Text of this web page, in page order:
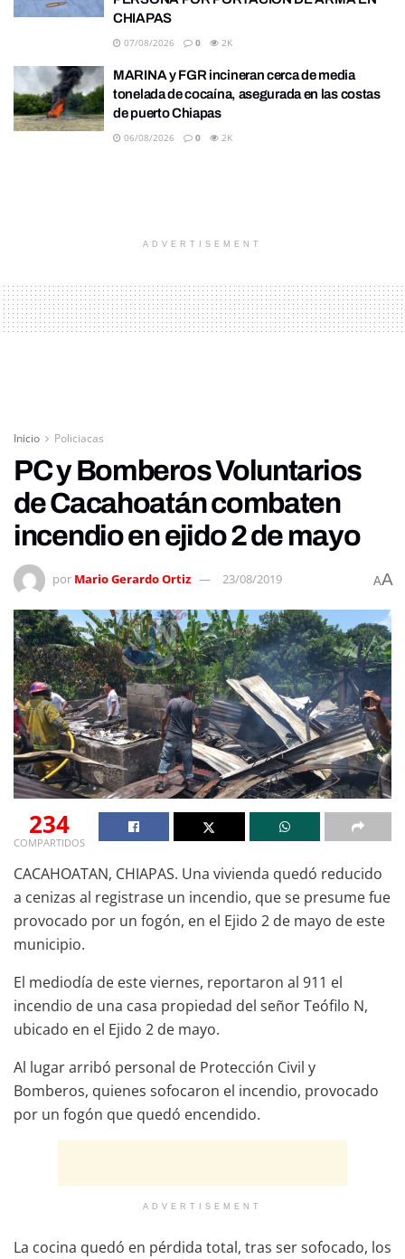
CHIAPAS
07/08/2026 0 2K
MARINA y FGR incineran cerca de media
tonelada de cocaína, asegurada en las costas
de puerto Chiapas
06/08/2026 0 2K
ADVERTISEMENT
Inicio Policiacas
PC y Bomberos Voluntarios
de Cacahoatán combaten
incendio en ejido 2 de mayo
por Mario Gerardo Ortiz 23/08/2019 AA
234
COMPARTIDOS
CACAHOATAN, CHIAPAS. Una vivienda quedó reducido
a cenizas al registrase un incendio, que se presume fue
provocado por un fogón, en el Ejido 2 de mayo de este
municipio.
El mediodía de este viernes, reportaron al 911 el
incendio de una casa propiedad del señor Teófilo N,
ubicado en el Ejido 2 de mayo.
Al lugar arribó personal de Protección Civil y
Bomberos, quienes sofocaron el incendio, provocado
por un fogón que quedó encendido.
ADVERTISEMENT
La cocina quedó en pérdida total, tras ser sofocado, los